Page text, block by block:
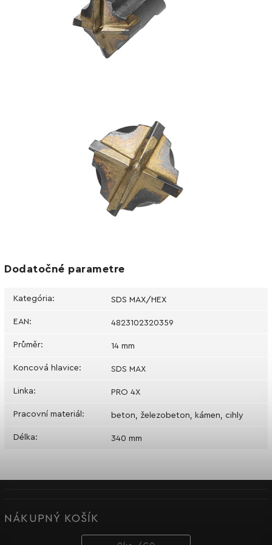
Dodatočné parametre
Kategória: SDS MAX/HEX
EAN: 4823102320359
Průměr: 14 mm
Koncová hlavice: SDS MAX
Linka: PRO 4X
Pracovní materiál : beton, železobeton, kámen, cihly
Délka: 340 mm
NÁKUPNÝ KOŠÍK